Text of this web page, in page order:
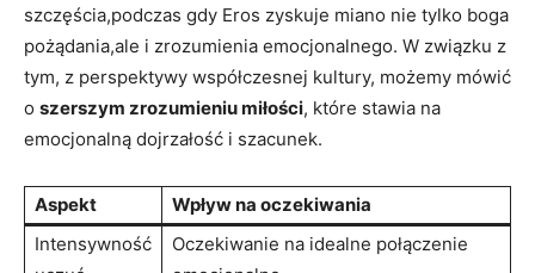
szczęścia,podczas gdy Eros zyskuje miano nie tylko boga
pożądania,ale i zrozumienia emocjonalnego. W związku z
tym, z perspektywy współczesnej kultury, możemy mówić
o szerszym zrozumieniu miłości, które stawia na
emocjonalną dojrzałość i szacunek.
Aspekt
Wpływ na oczekiwania
Intensywność
Oczekiwanie na idealne połączenie